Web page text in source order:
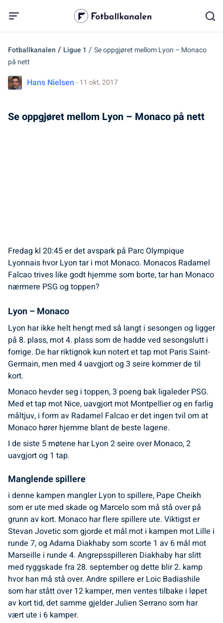
Fotballkanalen / Ligue 1 / Se oppgjøret mellom Lyon – Monaco
på nett
Hans Nielsen - 11 okt, 2017
Se oppgjøret mellom Lyon – Monaco på nett
Fredag kl 20:45 er det avspark på Parc Olympique
Lyonnais hvor Lyon tar i mot Monaco. Monacos Radamel
Falcao trives like godt hjemme som borte, tar han Monaco
nærmere PSG og toppen?
Lyon – Monaco
Lyon har ikke helt hengt med så langt i sesongen og ligger
på 8. plass, mot 4. plass som de hadde ved sesongslutt i
forrige. De har riktignok kun notert et tap mot Paris Saint-
Germain, men med 4 uavgjort og 3 seire kommer de til
kort.
Monaco hevder seg i toppen, 3 poeng bak ligaleder PSG.
Med et tap mot Nice, uavgjort mot Montpellier og en farlig
måltjuv, i form av Radamel Falcao er det ingen tvil om at
Monaco hører hjemme blant de beste lagene.
I de siste 5 møtene har Lyon 2 seire over Monaco, 2
uavgjort og 1 tap.
Manglende spillere
i denne kampen mangler Lyon to spillere, Pape Cheikh
som er ute med skade og Marcelo som må stå over på
grunn av kort. Monaco har flere spillere ute. Viktigst er
Stevan Jovetic som gjorde et mål mot i kampen mot Lille i
runde 7, og Adama Diakhaby som scorte 1 av 6 mål mot
Marseille i runde 4. Angrepsspilleren Diakhaby har slitt
med ryggskade fra 28. september og dette blir 2. kamp
hvor han må stå over. Andre spillere er Loic Badiashile
som har stått over 12 kamper, men ventes tilbake i løpet
av kort tid, det samme gjelder Julien Serrano som har
vært ute i 6 kamper.